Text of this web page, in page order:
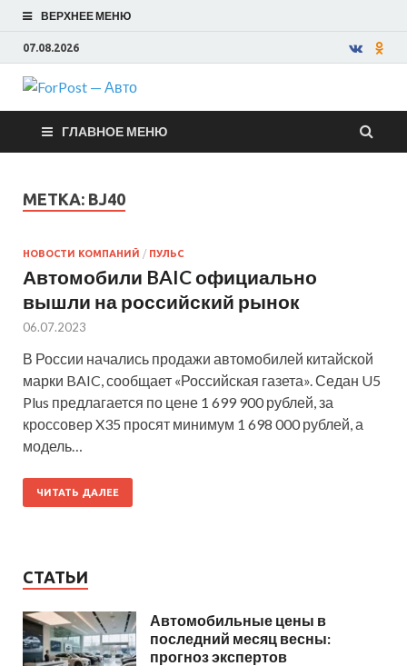
ВЕРХНЕЕ МЕНЮ
07.08.2026
ForPost —
Авто
ГЛАВНОЕ МЕНЮ
МЕТКА: BJ40
НОВОСТИ КОМПАНИЙ / ПУЛЬС
Автомобили BAIC официально
вышли на российский рынок
06.07.2023
В России начались продажи автомобилей китайской
марки BAIC, сообщает «Российская газета». Седан U5
Plus предлагается по цене 1 699 900 рублей, за
кроссовер X35 просят минимум 1 698 000 рублей, а
модель…
ЧИТАТЬ ДАЛЕЕ
СТАТЬИ
Автомобильные цены в
последний месяц весны:
прогноз экспертов